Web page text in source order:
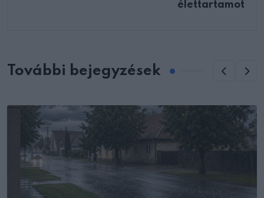
élettartamot
További bejegyzések